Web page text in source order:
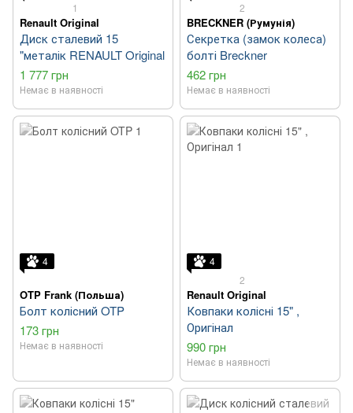
1
Renault Original
Диск сталевий 15
"металік RENAULT Original
1 777 грн
Немає в наявності
2
BRECKNER (Румунія)
Секретка (замок колеса)
болті Breckner
462 грн
Немає в наявності
4
OTP Frank (Польша)
Болт колісний OTP
173 грн
Немає в наявності
4
2
Renault Original
Ковпаки колісні 15" ,
Оригінал
990 грн
Немає в наявності